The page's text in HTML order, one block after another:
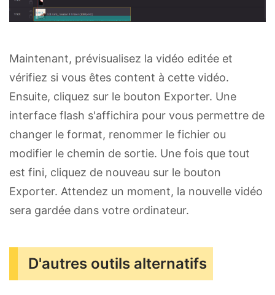
Maintenant, prévisualisez la vidéo editée et
vérifiez si vous êtes content à cette vidéo.
Ensuite, cliquez sur le bouton Exporter. Une
interface flash s'affichira pour vous permettre de
changer le format, renommer le fichier ou
modifier le chemin de sortie. Une fois que tout
est fini, cliquez de nouveau sur le bouton
Exporter. Attendez un moment, la nouvelle vidéo
sera gardée dans votre ordinateur.
D'autres outils alternatifs